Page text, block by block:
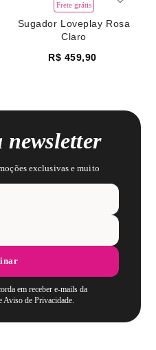
Frete grátis
Sugador Loveplay Rosa
Claro
R$ 459,90
newsletter
exclusivas e muito
em receber e-mails da
Aviso de Privacidade.